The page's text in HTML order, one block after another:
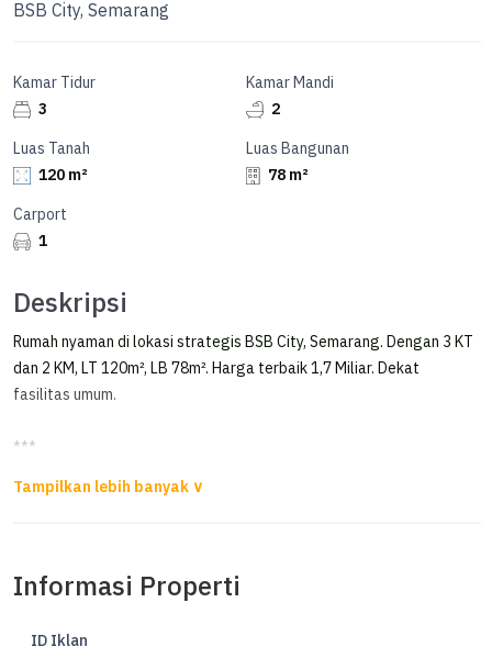
BSB City, Semarang
Kamar Tidur
3
Kamar Mandi
2
Luas Tanah
120 m²
Luas Bangunan
78 m²
Carport
1
Deskripsi
Rumah nyaman di lokasi strategis BSB City, Semarang. Dengan 3 KT
dan 2 KM, LT 120m², LB 78m². Harga terbaik 1,7 Miliar. Dekat
fasilitas umum.
***
Cluster one Gate System
Informasi Properti
ID Iklan